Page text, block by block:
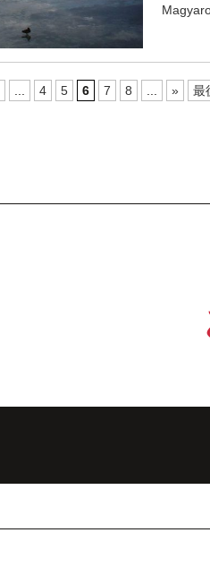
4 5 6 7 8 » 最